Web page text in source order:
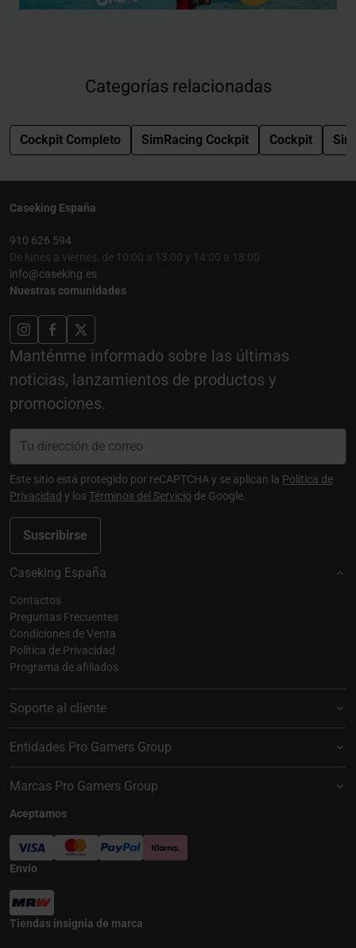
Categorías relacionadas
Cockpit Completo SimRacing Cockpit Cockpit
Caseking España
910 626 594
De lunes a viernes, de 10:00 a 13:00 y 14:00 a 18:00
info@caseking.es
Nuestras comunidades
Manténme informado sobre las últimas
noticias, lanzamientos de productos y
promociones.
Suscribirse
Este sitio está protegido por reCAPTCHA y se aplican la Política de
Privacidad y losTérminos del Servicio de Google.
Caseking España
Contactos
Preguntas Frecuentes
Condiciones de Venta
Política de Privacidad
Programa de afiliados
Soporte al cliente
Entidades Pro Gamers Group
Marcas Pro Gamers Group
Aceptamos
Envío
Tiendas insignia de marca